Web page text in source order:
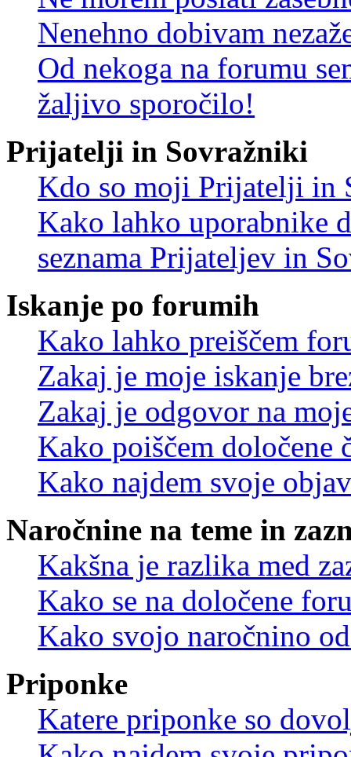
Nenehno dobivam
Od nekoga na forumu
žaljivo sporočilo!
Prijatelji in Sovražniki
Kdo so moji Prijatelji in
Kako lahko uporabnike
seznama Prijateljev in
Iskanje po forumih
Kako lahko preiščem
Zakaj je moje iskanje
Zakaj je odgovor na
Kako poiščem določene
Kako najdem svoje
Naročnine na teme in
Kakšna je razlika med
Kako se na določene
Kako svojo naročnino
Priponke
Katere priponke so